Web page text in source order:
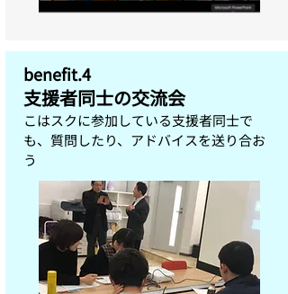
benefit.4
支援者同士の交流会
こはスクに参加している支援者同士で
も、質問したり、アドバイスを送り合お
う